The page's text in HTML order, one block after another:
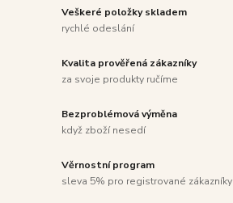
Veškeré položky skladem
rychlé odeslání
Kvalita prověřená zákazníky
za svoje produkty ručíme
Bezproblémová výměna
když zboží nesedí
Věrnostní program
sleva 5% pro registrované zákazníky